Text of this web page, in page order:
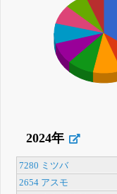
2024年
7280 ミツバ
2654 アスモ